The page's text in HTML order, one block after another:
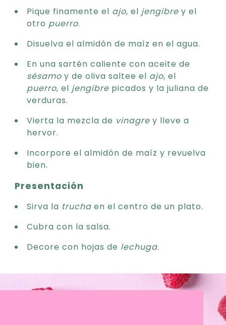
Pique finamente el ajo, el jengibre y el
otro puerro.
Disuelva el almidón de maíz en el agua.
En una sartén caliente con aceite de
sésamo y de oliva saltee el ajo, el
puerro, el jengibre picados y la juliana de
verduras.
Vierta la mezcla de vinagre y lleve a
hervor.
Incorpore el almidón de maíz y revuelva
bien.
Presentación
Sirva la trucha en el centro de un plato.
Cubra con la salsa.
Decore con hojas de lechuga.